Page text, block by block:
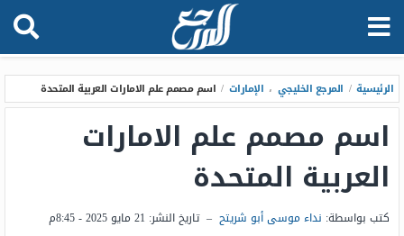
الرئيسية / المرجع الخليجي ، الإمارات / اسم مصمم علم الامارات العربية المتحدة
اسم مصمم علم الامارات
العربية المتحدة
كتب بواسطة: نداء موسى أبو شريتح – تاريخ النشر: 21 مايو 2025 - 8:45م